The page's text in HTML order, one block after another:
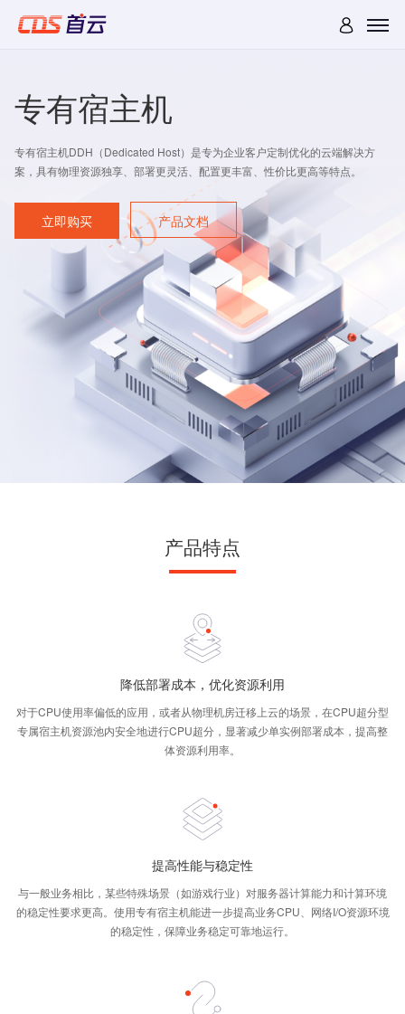
专有宿主机
专有宿主机DDH（Dedicated Host）是专为企业客户定制优化的云端解决方
案，具有物理资源独享、部署更灵活、配置更丰富、性价比更高等特点。
立即购买 产品文档
产品特点
降低部署成本，优化资源利用
对于CPU使用率偏低的应用，或者从物理机房迁移上云的场景，在CPU超分型
专属宿主机资源池内安全地进行CPU超分，显著减少单实例部署成本，提高整
体资源利用率。
提高性能与稳定性
与一般业务相比，某些特殊场景（如游戏行业）对服务器计算能力和计算环境
的稳定性要求更高。使用专有宿主机能进一步提高业务CPU、网络I/O资源环境
的稳定性，保障业务稳定可靠地运行。